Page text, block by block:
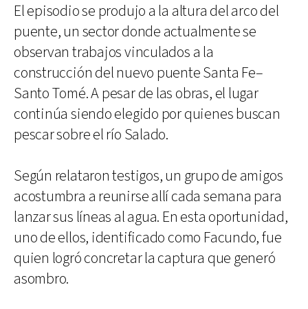
El episodio se produjo a la altura del arco del
puente, un sector donde actualmente se
observan trabajos vinculados a la
construcción del nuevo puente Santa Fe–
Santo Tomé. A pesar de las obras, el lugar
continúa siendo elegido por quienes buscan
pescar sobre el río Salado.
Según relataron testigos, un grupo de amigos
acostumbra a reunirse allí cada semana para
lanzar sus líneas al agua. En esta oportunidad,
uno de ellos, identificado como Facundo, fue
quien logró concretar la captura que generó
asombro.